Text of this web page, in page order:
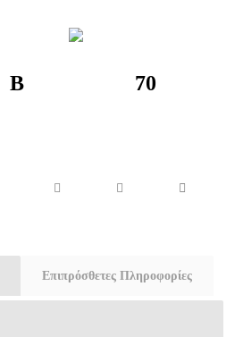
B 70
Επιπρόσθετες Πληροφορίες